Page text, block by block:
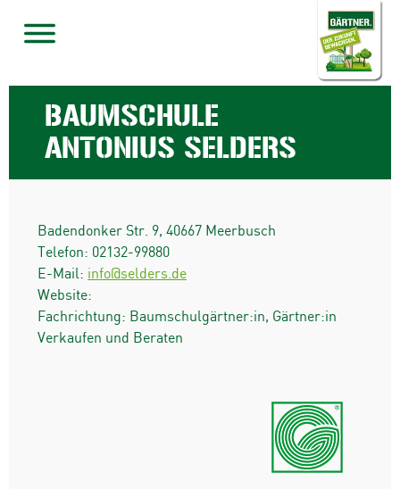
BAUMSCHULE
ANTONIUS SELDERS
Badendonker Str. 9, 40667 Meerbusch
Telefon: 02132-99880
E-Mail: info@selders.de
Website:
Fachrichtung: Baumschulgärtner:in, Gärtner:in
Verkaufen und Beraten